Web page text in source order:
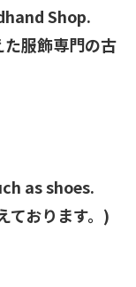
Shop.
服飾専門の古
as shoes.
ております。)